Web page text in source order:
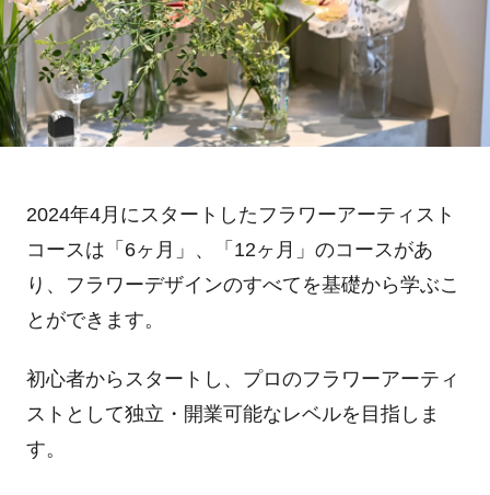
2024年4月にスタートしたフラワーアーティスト
コースは「 6ヶ月」、「 12ヶ月」のコースがあ
り、フラワーデザインのすべてを基礎から学ぶこ
とができます。
初心者からスタートし、プロのフラワーアーティ
ストとして独立・開業可能なレベルを目指しま
す。